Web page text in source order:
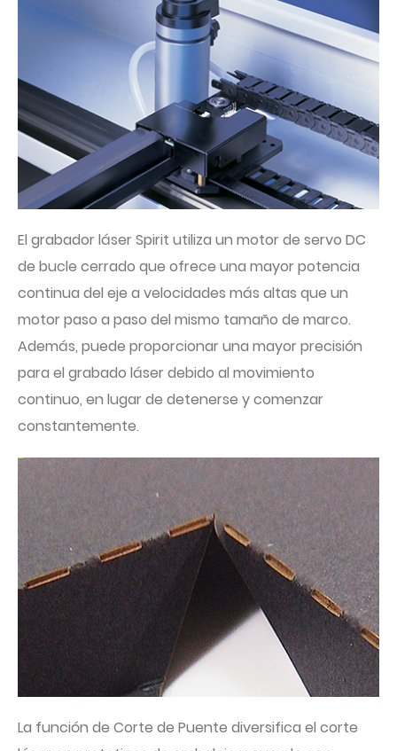
El grabador láser Spirit utiliza un motor de servo DC
de bucle cerrado que ofrece una mayor potencia
continua del eje a velocidades más altas que un
motor paso a paso del mismo tamaño de marco.
Además, puede proporcionar una mayor precisión
para el grabado láser debido al movimiento
continuo, en lugar de detenerse y comenzar
constantemente.
La función de Corte de Puente diversifica el corte